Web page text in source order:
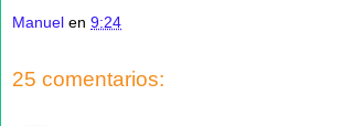
Manuel en 9:24
25 comentarios: